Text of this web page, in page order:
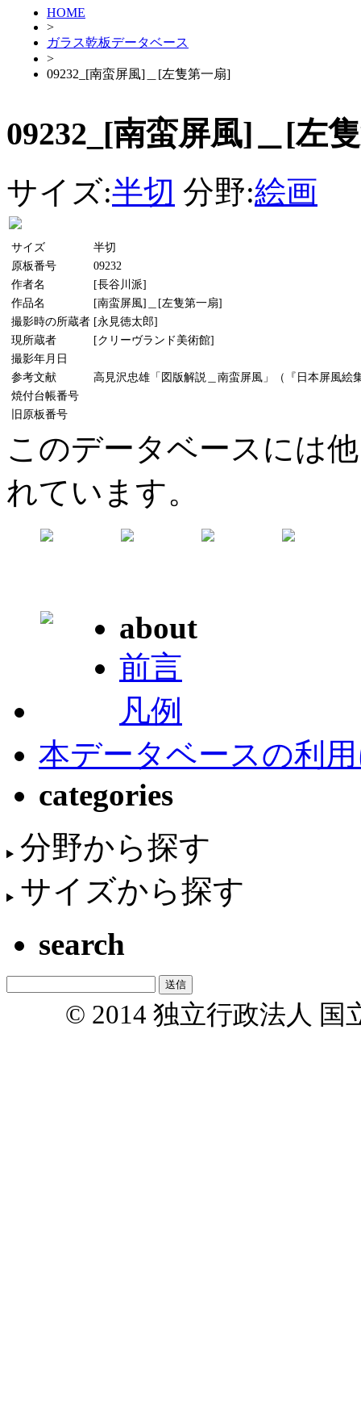
HOME
>
ガラス乾板データベース
>
09232_[南蛮屏風]＿[左隻第一扇]
09232_[南蛮屏風]＿[左
サイズ:半切 分野:絵画
サイズ
半切
原板番号
09232
作者名
[長谷川派]
作品名
[南蛮屏風]＿[左隻第一扇]
撮影時の所蔵者 [永見徳太郎]
現所蔵者
[クリーヴランド美術館]
撮影年月日
参考文献
高見沢忠雄「図版解説＿南蛮屏風」（『日本屏風絵
焼付台帳番号
旧原板番号
このデータベースには
れています。
about
前言
凡例
本データベースの利
categories
分野から探す
サイズから探す
search
© 2014 独立行政法人 国